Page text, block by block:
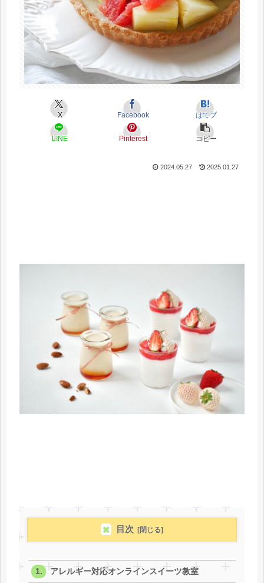
X Facebook はてブ
LINE Pinterest コピー
2024.05.27 2025.01.27
目次
アレルギー対応オンラインスイーツ教室